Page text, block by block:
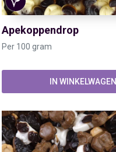
Apekoppendrop
Per 100 gram
IN WINKELWAGEN